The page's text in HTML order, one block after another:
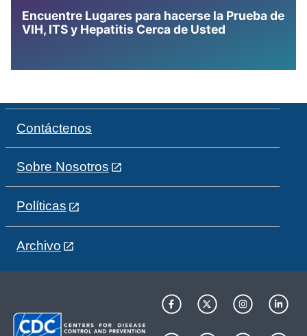
Encuentre Lugares para hacerse la Prueba de
VIH, ITS y Hepatitis Cerca de Usted
Contáctenos
Sobre Nosotros
Políticas
Archivo